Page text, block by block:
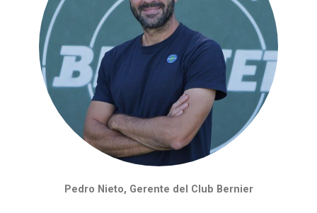
Pedro Nieto, Gerente del Club Bernier